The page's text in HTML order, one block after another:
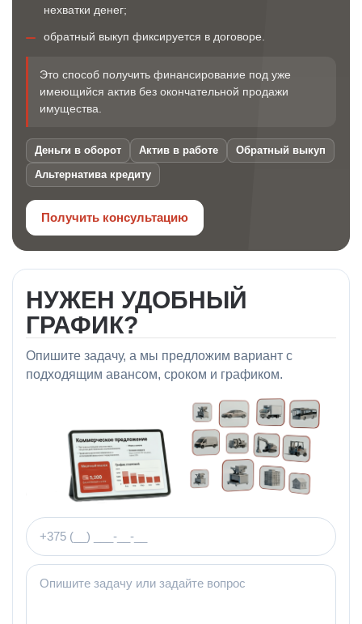
нехватки денег;
обратный выкуп фиксируется в договоре.
Это способ получить финансирование под уже
имеющийся актив без окончательной продажи
имущества.
Деньги в оборот Актив в работе
Обратный выкуп
Альтернатива кредиту
Получить консультацию
НУЖЕН УДОБНЫЙ
ГРАФИК?
Опишите задачу, а мы предложим вариант с
подходящим авансом, сроком и графиком.
Телефон
Комментарий